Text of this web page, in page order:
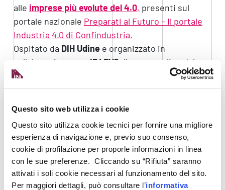
Questo sito web utilizza i cookie
Questo sito utilizza cookie tecnici per fornire una migliore
esperienza di navigazione e, previo suo consenso,
cookie di profilazione per proporle informazioni in linea
con le sue preferenze. Cliccando su “Rifiuta” saranno
attivati i soli cookie necessari al funzionamento del sito.
Per maggiori dettagli, può consultare l’informativa
alle imprese più evolute del 4.0, presenti sul
portale nazionale Preparati al Futuro – Il portale
Industria 4.0 di Confindustria.
Ospitato da DIH Udinee organizzato in
collaborazione con IP4FVG , l’evento online dal
titolo “I.CO.P. 100 anni di storia, dalla tradizione ai
cantieri 4.0” è in programma il24 marzo alle
Il focus della tappa sarà la
dell’ediliziae avrà come protagonistaI.CO.P.,
azienda leader nell’innovazione tecnologica
applicata alle
costruzioni e alle
opere speciali di
ingegneria.
L’iniziativa rientra nell’ambito delle attività di